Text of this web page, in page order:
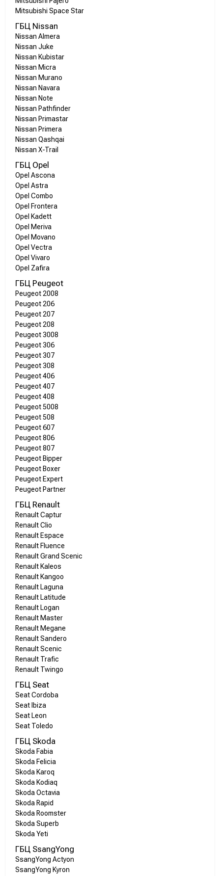
Mitsubishi Space Star
ГБЦ Nissan
Nissan Almera
Nissan Juke
Nissan Kubistar
Nissan Micra
Nissan Murano
Nissan Navara
Nissan Note
Nissan Pathfinder
Nissan Primastar
Nissan Primera
Nissan Qashqai
Nissan X-Trail
ГБЦ Opel
Opel Ascona
Opel Astra
Opel Combo
Opel Frontera
Opel Kadett
Opel Meriva
Opel Movano
Opel Vectra
Opel Vivaro
Opel Zafira
ГБЦ Peugeot
Peugeot 2008
Peugeot 206
Peugeot 207
Peugeot 208
Peugeot 3008
Peugeot 306
Peugeot 307
Peugeot 308
Peugeot 406
Peugeot 407
Peugeot 408
Peugeot 5008
Peugeot 508
Peugeot 607
Peugeot 806
Peugeot 807
Peugeot Bipper
Peugeot Boxer
Peugeot Expert
Peugeot Partner
ГБЦ Renault
Renault Captur
Renault Clio
Renault Espace
Renault Fluence
Renault Grand Scenic
Renault Kaleos
Renault Kangoo
Renault Laguna
Renault Latitude
Renault Logan
Renault Master
Renault Megane
Renault Sandero
Renault Scenic
Renault Trafic
Renault Twingo
ГБЦ Seat
Seat Cordoba
Seat Ibiza
Seat Leon
Seat Toledo
ГБЦ Skoda
Skoda Fabia
Skoda Felicia
Skoda Karoq
Skoda Kodiaq
Skoda Octavia
Skoda Rapid
Skoda Roomster
Skoda Superb
Skoda Yeti
ГБЦ SsangYong
SsangYong Actyon
SsangYong Kyron